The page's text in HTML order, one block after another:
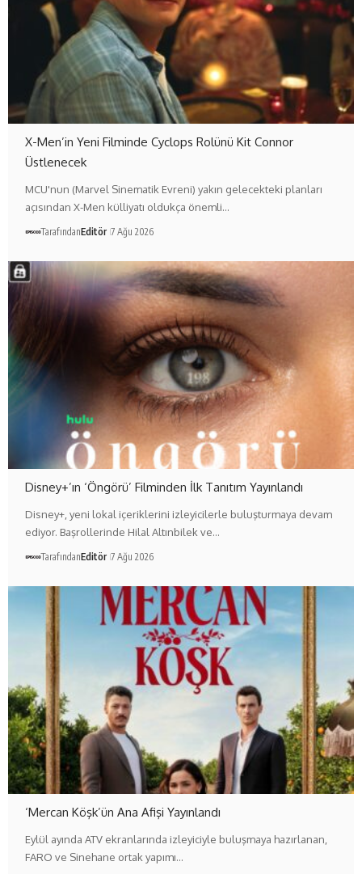
X-Men’in Yeni Filminde Cyclops Rolünü Kit Connor
Üstlenecek
MCU'nun (Marvel Sinematik Evreni) yakın gelecekteki planları
açısından X-Men külliyatı oldukça önemli…
TarafındanEditör 7 Ağu 2026
Disney+’ın ‘Öngörü’ Filminden İlk Tanıtım Yayınlandı
Disney+, yeni lokal içeriklerini izleyicilerle buluşturmaya devam
ediyor. Başrollerinde Hilal Altınbilek ve…
TarafındanEditör 7 Ağu 2026
‘Mercan Köşk’ün Ana Afişi Yayınlandı
Eylül ayında ATV ekranlarında izleyiciyle buluşmaya hazırlanan,
FARO ve Sinehane ortak yapımı…